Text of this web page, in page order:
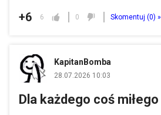
+6 6 0 Skomentuj (0) »
KapitanBomba
28.07.2026 10:03
Dla każdego coś miłego